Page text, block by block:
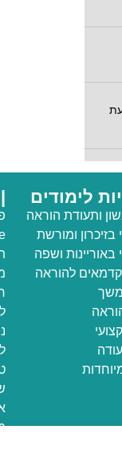
לימודים
ותעודת הוראה
בזיכרון ומורשת
באוריינות ושפה
להוראה